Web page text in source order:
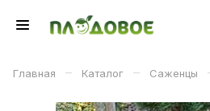
Главная – Каталог – Саженцы